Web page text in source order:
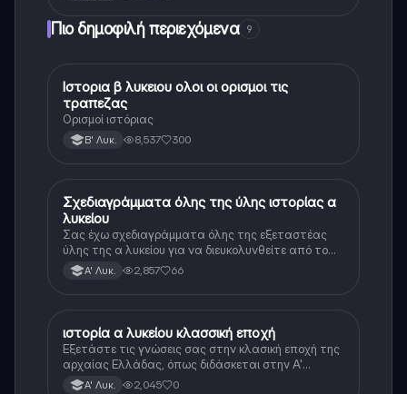
Πιο δημοφιλή περιεχόμενα 9
Ιστορία
Ιστορια β λυκειου ολοι οι ορισμοι τις
τραπεζας
Ορισμοί ιστόριας
Β' Λυκ. 8,537 300
Ιστορία
Σχεδιαγράμματα όλης της ύλης ιστορίας α
λυκείου
Σας έχω σχεδιαγράμματα όλης της εξεταστέας
ύλης της α λυκείου για να διευκολυνθείτε από το
τεράστιο βάρος του βιβλίου
Α' Λυκ. 2,857 66
Ιστορία
ιστορία α λυκείου κλασσική εποχή
Εξετάστε τις γνώσεις σας στην κλασική εποχή της
αρχαίας Ελλάδας, όπως διδάσκεται στην Α'
Λυκείου.
Α' Λυκ. 2,045 0